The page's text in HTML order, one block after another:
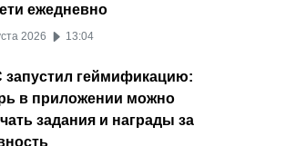
ежедневно
2026 13:04
запустил геймификацию:
в приложении можно
задания и награды за